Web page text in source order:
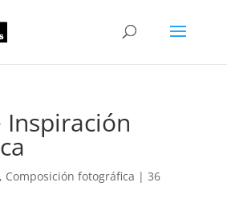
Inspiración
, Composición fotográfica | 36